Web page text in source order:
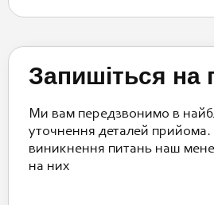
Запишіться на
Ми вам передзвонимо в
уточнення деталей прийома.
виникнення питань наш
на них